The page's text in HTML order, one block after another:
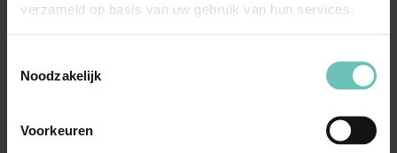
verzameld op basis van uw gebruik van hun services.
Noodzakelijk
Voorkeuren
Verdeling van een ...
Hoge Raad Updates Cassatie